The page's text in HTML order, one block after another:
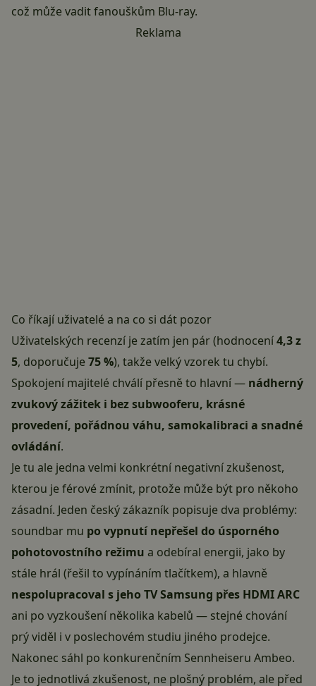
což může vadit fanouškům Blu-ray.
Reklama
Co říkají uživatelé a na co si dát pozor
Uživatelských recenzí je zatím jen pár (hodnocení4,3 z
5, doporučuje75 %), takže velký vzorek tu chybí.
Spokojení majitelé chválí přesně to hlavní — nádherný
zvukový zážitek i bez subwooferu, krásné
provedení, pořádnou váhu, samokalibraci a snadné
ovládání.
Je tu ale jedna velmi konkrétní negativní zkušenost,
kterou je férové zmínit, protože může být pro někoho
zásadní. Jeden český zákazník popisuje dva problémy:
soundbar mu po vypnutí nepřešel do úsporného
pohotovostního režimu a odebíral energii, jako by
stále hrál (řešil to vypínáním tlačítkem), a hlavně
nespolupracoval s jeho TV Samsung přes HDMI ARC
ani po vyzkoušení několika kabelů — stejné chování
prý viděl i v poslechovém studiu jiného prodejce.
Nakonec sáhl po konkurenčním Sennheiseru Ambeo.
Je to jednotlivá zkušenost, ne plošný problém, ale před